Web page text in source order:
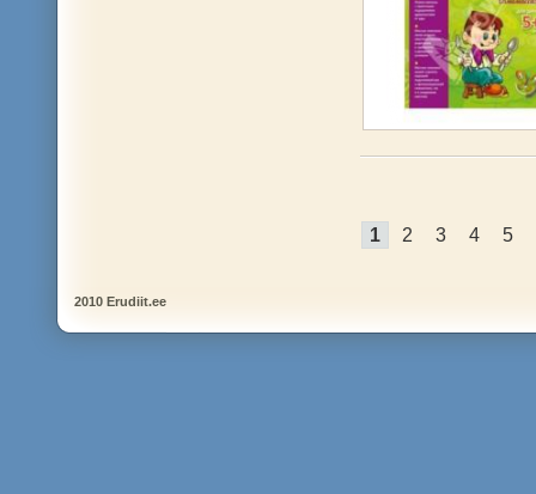
1 2 3 4 5
2010 Erudiit.ee